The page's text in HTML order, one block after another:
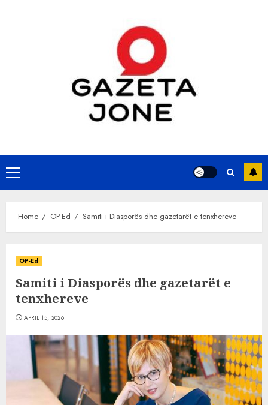
Primary
Menu
Home OP-Ed Samiti i Diasporës dhe gazetarët e tenxhereve
OP-Ed
Samiti i Diasporës dhe gazetarët e
tenxhereve
APRIL 15, 2026